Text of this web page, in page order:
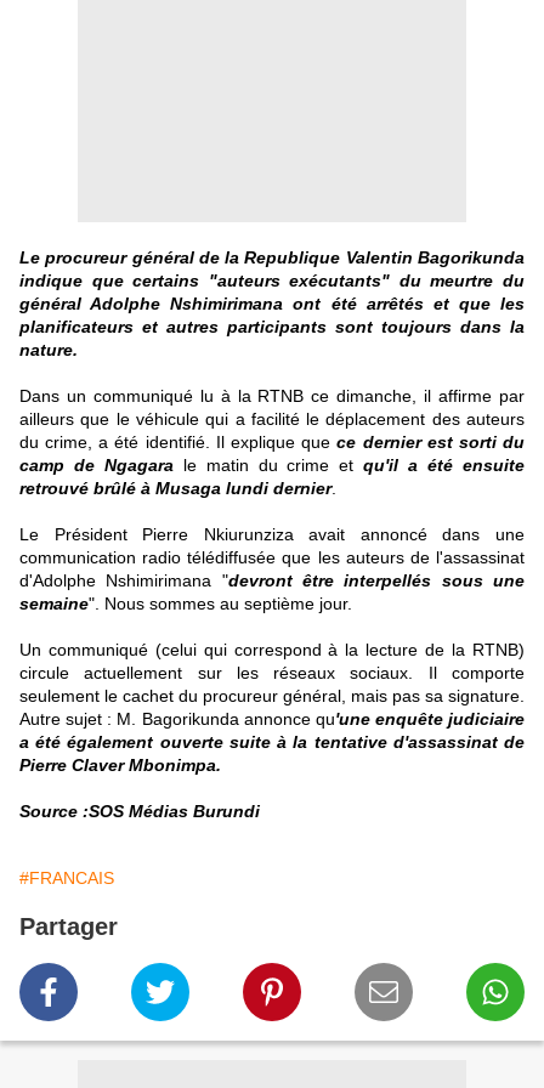
Le procureur général de la Republique Valentin Bagorikunda
indique que certains "auteurs exécutants" du meurtre du
général Adolphe Nshimirimana ont été arrêtés et que les
planificateurs et autres participants sont toujours dans la
nature.
Dans un communiqué lu à la RTNB ce dimanche, il affirme par
ailleurs que le véhicule qui a facilité le déplacement des auteurs
du crime, a été identifié.
Il explique quece dernier est sorti du
camp de Ngagara le matin du crime etqu'il a été ensuite
retrouvé brûlé à Musaga lundi dernier.
Le Président Pierre Nkiurunziza avait annoncé dans une
communication radio télédiffusée que les auteurs de l'assassinat
d'Adolphe Nshimirimana "devront être interpellés sous une
semaine". Nous sommes au septième jour.
Un communiqué (celui qui correspond à la lecture de la RTNB)
circule actuellement sur les réseaux sociaux. Il comporte
seulement le cachet du procureur général, mais pas sa signature.
Autre sujet : M. Bagorikunda annonce qu'une enquête judiciaire
a été également ouverte suite à la tentative d'assassinat de
Pierre Claver Mbonimpa.
Source :SOS Médias Burundi
#FRANCAIS
Partager